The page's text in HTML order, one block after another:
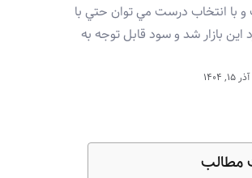
با انتخاب درست مي توان حتي با
اين بازار شد و سود قابل توجه به
آذر ۱۵, ۱۴۰۴
مطالب